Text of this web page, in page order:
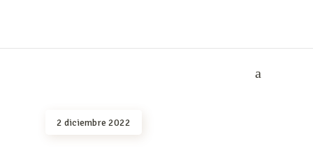
2 diciembre 2022